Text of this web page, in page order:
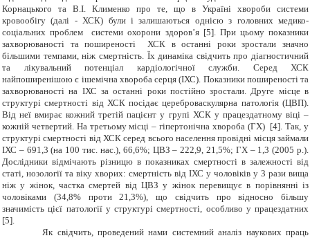
Корнацького та В.І. Клименко про те, що в Україні хвороби системи
кровообігу (далі - ХСК) були і залишаються однією з головних медико-
соціальних проблем системи охорони здоров’я [5]. При цьому показники
захворюваності та поширеності ХСК в останні роки зростали значно
більшими темпами, ніж смертність. Їх динаміка свідчить про діагностичний
та лікувальний потенціал кардіологічної служби. Серед ХСК
найпоширенішою є ішемічна хвороба серця (ІХС). Показники поширеності та
захворюваності на ІХС за останні роки постійно зростали. Друге місце в
структурі смертності від ХСК посідає цереброваскулярна патологія (ЦВП).
Від неї вмирає кожний третій пацієнт у групі ХСК у працездатному віці –
кожній четвертий. На третьому місці – гіпертонічна хвороба (ГХ) [4]. Так, у
структурі смертності від ХСК серед всього населення провідні місця займали
ІХС – 691,3 (на 100 тис. нас.), 66,6%; ЦВЗ – 222,9, 21,5%; ГХ – 1,3 (2005 р.).
Дослідники відмічають різницю в показниках смертності в залежності від
статі, нозології та віку хворих: смертність від ІХС у чоловіків у 3 рази вища
ніж у жінок, частка смертей від ЦВЗ у жінок перевищує в порівнянні із
чоловіками (34,8% проти 21,3%), що свідчить про відносно більшу
значимість цієї патології у структурі смертності, особливо у працездатних
[5].
Як свідчить, проведений нами системний аналіз наукових праць